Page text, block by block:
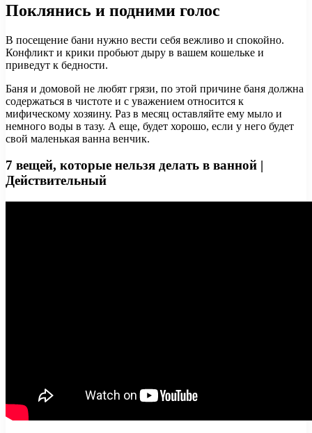
Поклянись и подними голос
В посещение бани нужно вести себя вежливо и спокойно.
Конфликт и крики пробьют дыру в вашем кошельке и
приведут к бедности.
Баня и домовой не любят грязи, по этой причине баня должна
содержаться в чистоте и с уважением относится к
мифическому хозяину. Раз в месяц оставляйте ему мыло и
немного воды в тазу. А еще, будет хорошо, если у него будет
свой маленькая ванна венчик.
7 вещей, которые нельзя делать в ванной |
Действительный